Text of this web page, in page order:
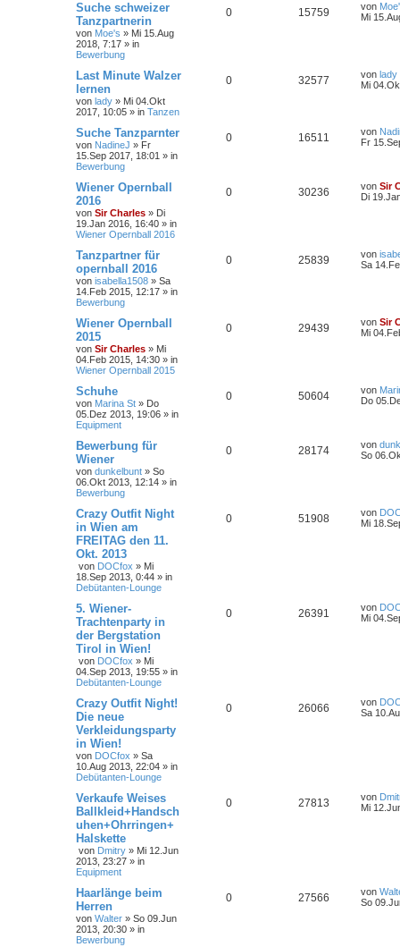
Suche schweizer
Tanzpartnerin
von Moe's » Mi 15.Aug
2018, 7:17 » in
Bewerbung
0 15759 von
Mi
Last Minute Walzer
lernen
von lady » Mi 04.Okt
2017, 10:05 » in Tanzen
0 32577 von lady
Mi
Suche Tanzparnter
von NadineJ » Fr
15.Sep 2017, 18:01 » in
Bewerbung
0 16511 von
Fr
Wiener Opernball
2016
von Sir Charles » Di
19.Jan 2016, 16:40 » in
Wiener Opernball 2016
0 30236 von Sir
Di
Tanzpartner für
opernball 2016
von isabella1508 » Sa
14.Feb 2015, 12:17 » in
Bewerbung
0 25839 von
Sa
Wiener Opernball
2015
von Sir Charles » Mi
04.Feb 2015, 14:30 » in
Wiener Opernball 2015
0 29439 von Sir
Mi
Schuhe
von Marina St » Do
05.Dez 2013, 19:06 » in
Equipment
0 50604 von
Do
Bewerbung für
Wiener
von dunkelbunt » So
06.Okt 2013, 12:14 » in
Bewerbung
0 28174 von
So
Crazy Outfit Night
in Wien am
FREITAG den 11.
Okt. 2013
von DOCfox » Mi
18.Sep 2013, 0:44 » in
Debütanten-Lounge
0 51908 von
Mi
5. Wiener-
Trachtenparty in
der Bergstation
Tirol in Wien!
von DOCfox » Mi
04.Sep 2013, 19:55 » in
Debütanten-Lounge
0 26391 von
Mi
Crazy Outfit Night!
Die neue
Verkleidungsparty
in Wien!
von DOCfox » Sa
10.Aug 2013, 22:04 » in
Debütanten-Lounge
0 26066 von
Sa
Verkaufe Weises
Ballkleid+Handsch
uhen+Ohrringen+
Halskette
von Dmitry » Mi 12.Jun
2013, 23:27 » in
Equipment
0 27813 von
Mi
Haarlänge beim
Herren
von Walter » So 09.Jun
2013, 20:30 » in
Bewerbung
0 27566 von
So